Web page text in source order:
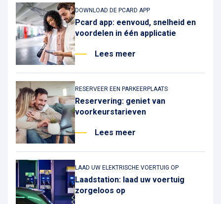
uitgangsterminal om een ander voertuig te
kunnen gebruiken.
Houd er rekening mee dat kentekenherkenning
een extra service is die door Interparking wordt
aangeboden. Daarom raden we u aan om altijd
de bijbehorende Pcard in het voertuig te hebben
voor het geval de kentekenherkenning niet werkt.
kenteken aan een Pcard kan worden gekoppeld
en dat hetzelfde kenteken niet aan meerdere
Pcards kan worden gekoppeld.
Pcard app: eenvoud, snelheid en
voordelen in één applicatie
DOWNLOAD DE PCARD APP
Lees meer
Reservering: geniet van
voorkeurstarieven
RESERVEER EEN PARKEERPLAATS
Lees meer
Laadstation: laad uw voertuig
zorgeloos op
LAAD UW ELEKTRISCHE VOERTUIG OP